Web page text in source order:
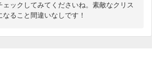
ェックしてみてくださいね。素敵なクリス
ること間違いなしです！